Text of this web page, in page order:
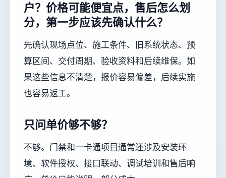
户？价格可能便宜点，售后怎么划
分，第一步应该先确认什么？
先确认现场点位、施工条件、旧系统状态、预
算区间、交付周期、验收资料和后续维保。如
果这些信息不清楚，报价容易偏差，后续实施
也容易返工。
只问单价够不够？
不够。门禁和一卡通项目通常还涉及安装环
境、软件授权、接口联动、调试培训和售后响